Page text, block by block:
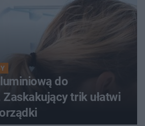
do
trik ułatwi